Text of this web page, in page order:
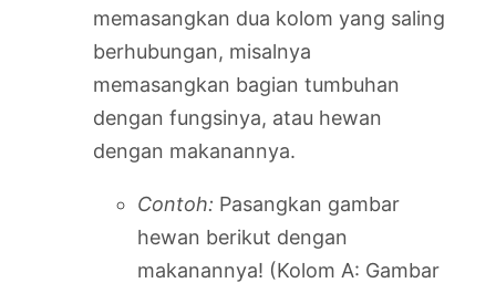
memasangkan dua kolom yang saling
berhubungan, misalnya
memasangkan bagian tumbuhan
dengan fungsinya, atau hewan
dengan makanannya.
Contoh: Pasangkan gambar
hewan berikut dengan
makanannya! (Kolom A: Gambar